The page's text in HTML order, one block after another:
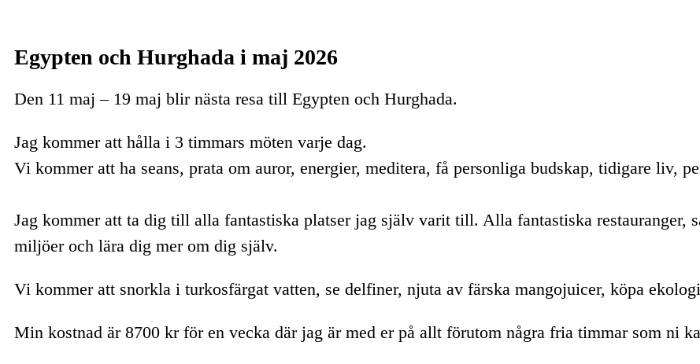
Egypten och Hurghada i maj 2026
Den 11 maj – 19 maj blir nästa resa till Egypten och Hurghada.
Jag kommer att hålla i 3 timmars möten varje dag.
Vi kommer att ha seans, prata om auror, energier, meditera, få personliga budskap, tidigare liv,
Jag kommer att ta dig till alla fantastiska platser jag själv varit till. Alla fantastiska restauranger,
miljöer och lära dig mer om dig själv.
Vi kommer att snorkla i turkosfärgat vatten, se delfiner, njuta av färska mangojuicer, köpa
Min kostnad är 8700 kr för en vecka där jag är med er på allt förutom några fria timmar som ni